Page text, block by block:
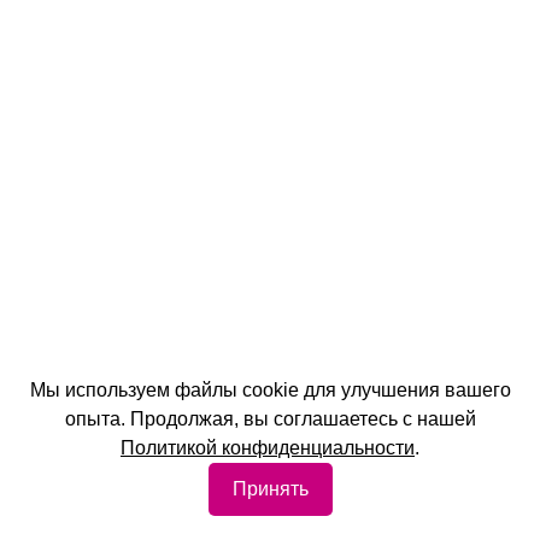
Мы используем файлы cookie для улучшения вашего
опыта. Продолжая, вы соглашаетесь с нашей
Политикой конфиденциальности.
Принять